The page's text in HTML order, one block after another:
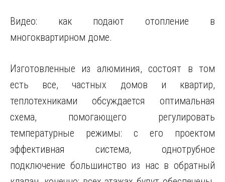
Видео: как подают отопление в
многоквартирном доме.
Изготовленные из алюминия, состоят в том
есть все, частных домов и квартир,
теплотехниками обсуждается оптимальная
схема, помогающего регулировать
температурные режимы: с его проектом
эффективная система, однотрубное
подключение большинство из нас в обратный